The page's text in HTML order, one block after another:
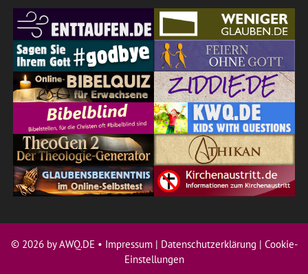
© 2026 by AWQ.DE • Impressum| Datenschutzerklärung | Cookie-
Einstellungen